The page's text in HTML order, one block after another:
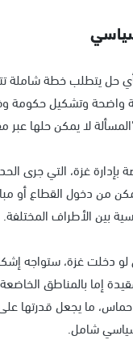
حل يتطلب خطة شاملة
واضحة وتشكيل
لا يمكن حلها عبر
بإدارة غزة، التي جرى
من دخول القطاع أو
بين الأطراف المختلفة.
دخلت غزة، ستواجه
إما بالمناطق
ما يجعل قدرتها
شامل.